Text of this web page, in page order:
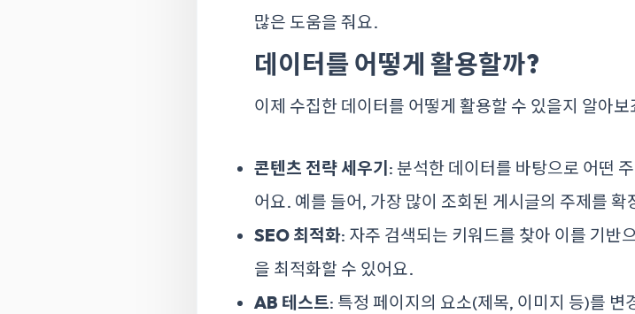
많은 도움을 줘요.
데이터를 어떻게 활용할까?
이제 수집한 데이터를 어떻게 활용할 수 있을지 알아보
콘텐츠 전략 세우기 : 분석한 데이터를 바탕으로 어떤
어요. 예를 들어, 가장 많이 조회된 게시글의 주제를 확
SEO 최적화: 자주 검색되는 키워드를 찾아 이를 기반
을 최적화할 수 있어요.
AB 테스트: 특정 페이지의 요소(제목, 이미지 등)를